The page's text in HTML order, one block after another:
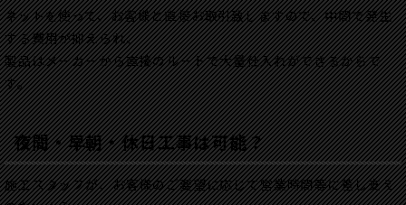
ネットを使って、お客様と直接お取引致しますので、中間で発生
する費用が抑えられ、
製品はメーカーから直接のルートで大量仕入れができるからで
す。
夜間・早朝・休日工事は可能？
施工スタッフが、お客様のご要望に応じて営業時間等に差し支え